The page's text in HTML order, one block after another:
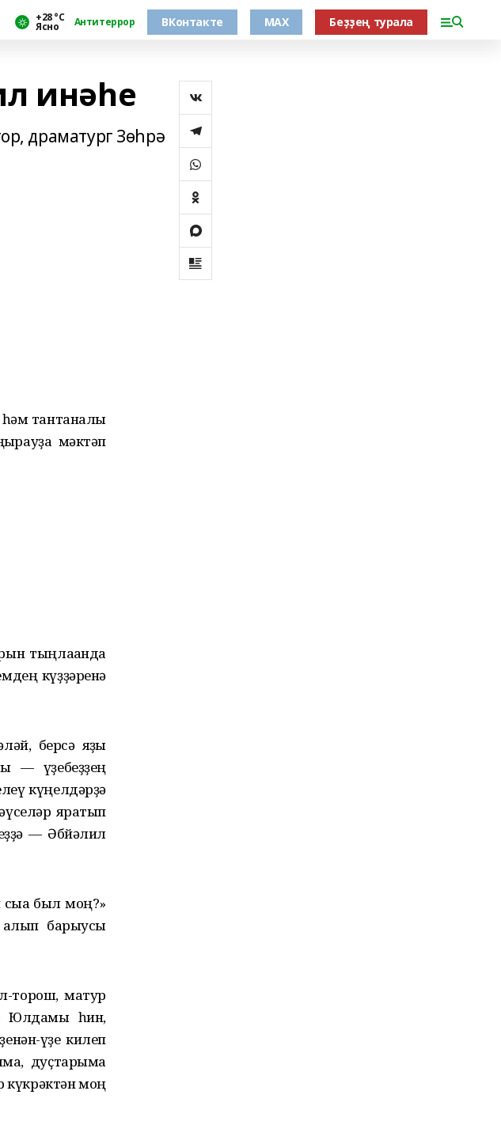
+28 °С
Ясно Антитеррор ВКонтакте MAX Беҙҙең турала
инәһе
драматург Зөһрә
һәм тантаналы
мәктәп
тыңлағанда
күҙҙәренә
берсә яҙғы
— үҙебеҙҙең
күңелдәрҙә
яратып
— Әбйәлил
был моң?»
алып барыусы
торош, матур
Юлдамы һин,
үҙе килеп
дуҫтарыма
күкрәктән моң